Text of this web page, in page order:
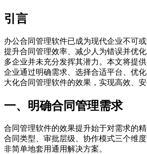
引言
办公合同管理软件已成为现代企业不可
提升合同管理效率、减少人为错误并优
多企业并未充分发挥其潜力。本文将提
企业通过明确需求、选择合适平台、优
大化合同管理软件的效果，实现高效、安
一、明确合同管理需求
合同管理软件的效果提升始于对需求的
合同类型、审批层级、协作模式三个维
非简单地套用通用解决方案。